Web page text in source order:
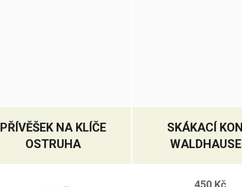
PŘÍVĚŠEK NA KLÍČE
OSTRUHA
SKÁKACÍ
450 Kč